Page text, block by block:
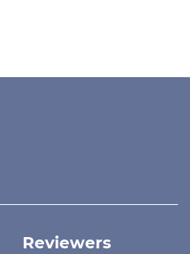
Reviewers